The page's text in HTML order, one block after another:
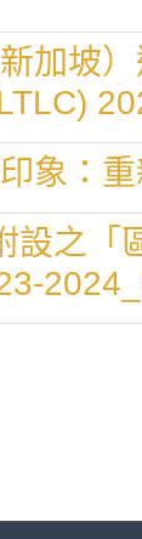
加坡
象：
設之